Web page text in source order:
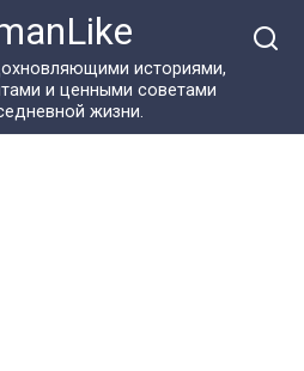
историями,
и ценными советами
жизни.